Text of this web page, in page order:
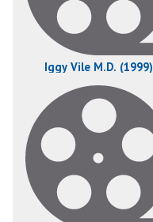
Iggy Vile M.D. (1999)